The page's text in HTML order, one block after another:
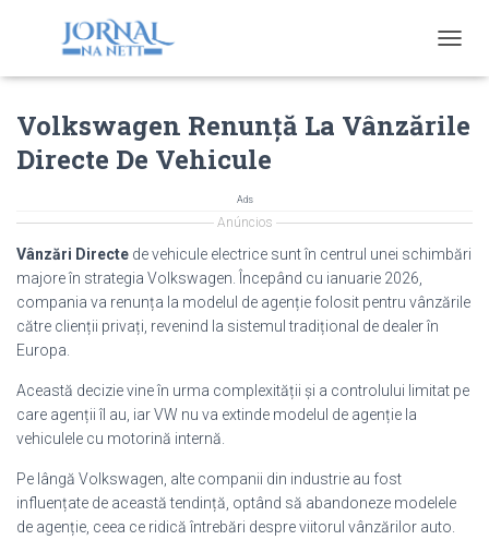
O
G
L
V
G
T
Volkswagen Renunță La Vânzările
Directe De Vehicule
Ads
Anúncios
Vânzări Directe de vehicule electrice sunt în centrul unei schimbări
majore în strategia Volkswagen. Începând cu ianuarie 2026,
compania va renunța la modelul de agenție folosit pentru vânzările
către clienții privați, revenind la sistemul tradițional de dealer în
Europa.
Această decizie vine în urma complexității și a controlului limitat pe
care agenții îl au, iar VW nu va extinde modelul de agenție la
vehiculele cu motorină internă.
Pe lângă Volkswagen, alte companii din industrie au fost
influențate de această tendință, optând să abandoneze modelele
de agenție, ceea ce ridică întrebări despre viitorul vânzărilor auto.